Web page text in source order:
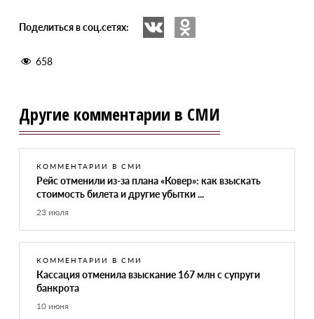
Поделиться в соц.сетях:
658
Другие комментарии в СМИ
КОММЕНТАРИИ В СМИ
Рейс отменили из-за плана «Ковер»: как взыскать
стоимость билета и другие убытки ...
23 июля
КОММЕНТАРИИ В СМИ
Кассация отменила взыскание 167 млн с супруги
банкрота
10 июня